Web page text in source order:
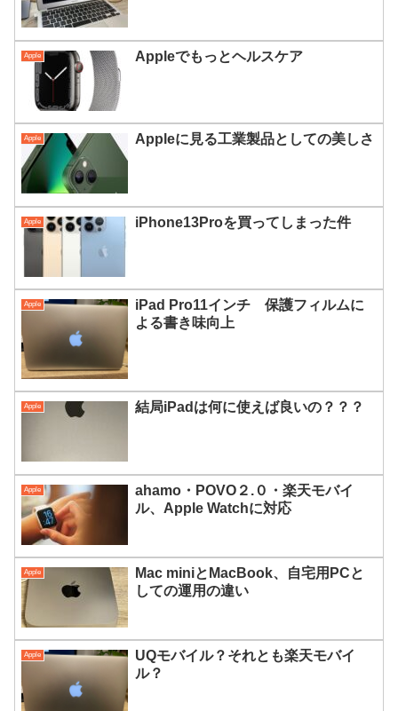
Apple Appleでもっとヘルスケア
Apple Appleに見る工業製品としての美しさ
Apple iPhone13Proを買ってしまった件
Apple
iPad Pro11インチ 保護フィルムに
よる書き味向上
Apple 結局iPadは何に使えば良いの？？？
Apple
ahamo・POVO２.０・楽天モバイ
ル、Apple Watchに対応
Apple
Mac miniとMacBook、自宅用PCと
しての運用の違い
Apple
UQモバイル？それとも楽天モバイ
ル？